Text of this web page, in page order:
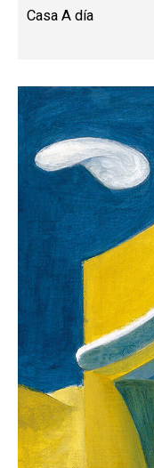
Casa A día